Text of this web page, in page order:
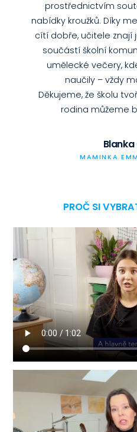
MAMINKA
prostřednictvím
nabídky kroužků. Díky
cítí dobře, učitele znají
součástí školní
umělecké večery,
naučily – vždy
Děkujeme, že školu
rodina můžeme
MUDr. Lucia
MAMINKA
pocit, když vaše dítě
učení mu přijde
Mgr.
MAMINKA
všem a výuku
jednotlivých dětí. Také
velmi pestré a výuka
tématickými výlety,
propojena s
se učí jak pracovat
Markéta
poznatky, rozvinutým
zdravým
Eva
MAMINKA
hodiny moc těší! I když
třídy nepustí :-).
přítomnost třídní
spolužáků aspoň takto
pozoruji psychickou
výuky. Prospívá jim
PROČ SI